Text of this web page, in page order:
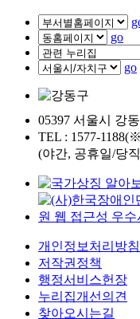
go
go
05397 서울시 강
TEL : 1577-
(야간, 공휴일/당
개인정보처리방침
저작권정책
행정서비스헌장
누리집개선의견
찾아오시는길